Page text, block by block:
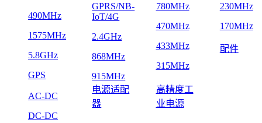
490MHz
1575MHz
5.8GHz
GPS
GPRS/NB-
IoT/4G
2.4GHz
868MHz
915MHz
780MHz
470MHz
433MHz
315MHz
230MHz
170MHz
配件
AC-DC
DC-DC
电源适配
器
高精度工
业电源